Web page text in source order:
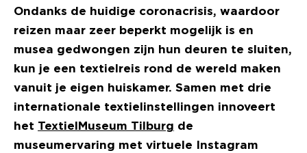
Ondanks de huidige coronacrisis, waardoor
reizen maar zeer beperkt mogelijk is en
musea gedwongen zijn hun deuren te sluiten,
kun je een textielreis rond de wereld maken
vanuit je eigen huiskamer. Samen met drie
internationale textielinstellingen innoveert
het TextielMuseum Tilburg de
museumervaring met virtuele Instagram